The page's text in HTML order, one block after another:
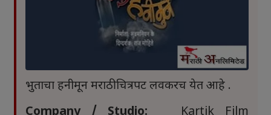
भुताचा हनीमून मराठी चित्रपट लवकरच येत आहे .